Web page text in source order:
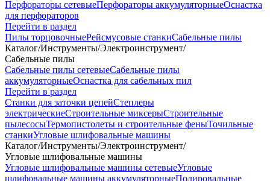
Перфораторы сетевыеПерфораторы аккумуляторныеОснастка
для перфораторов
Перейти в раздел
Пилы торцовочныеРейсмусовые станкиСабельные пилы
Каталог/Инструменты/Электроинструмент/
Сабельные пилы
Сабельные пилы сетевыеСабельные пилы
аккумуляторныеОснастка для сабельных пил
Перейти в раздел
Станки для заточки цепейСтеплеры
электрическиеСтроительные миксерыСтроительные
пылесосыТермопистолеты и строительные феныТочильные
станкиУгловые шлифовальные машины
Каталог/Инструменты/Электроинструмент/
Угловые шлифовальные машины
Угловые шлифовальные машины сетевыеУгловые
шлифовальные машины аккумуляторныеПолировальные